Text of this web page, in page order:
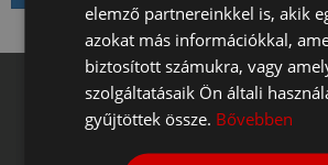
TERMÉKEINK
elemző partnereinkkel is, akik
azokat más információkkal,
biztosított számukra, vagy
szolgáltatásaik Ön általi
gyűjtöttek össze. Bővebben